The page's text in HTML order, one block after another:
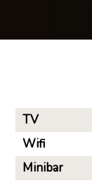
TV
Wifi
Minibar